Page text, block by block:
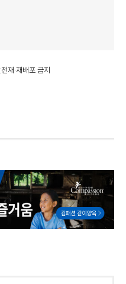
재·재배포 금지